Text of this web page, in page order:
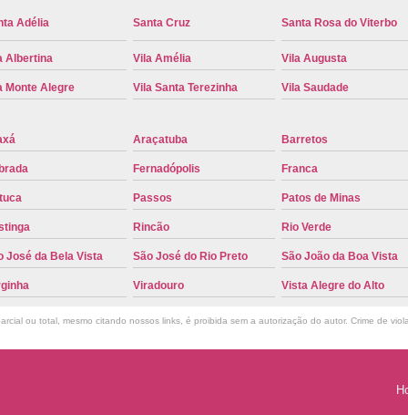
Troca de Placa Cravinhos
Troca de
Troca de Placa Detran
Troca de
Troca de Placa para Mercosul
Troca de
Troca de Placa Automotiva
Troca
Troca de Placa do Veículo
Troca
Troca de Placas de Veículo
Troca de
Troca Placa de Carro
Placa
Troca de Placa no Detran
Troca de
Troca de Placa Veicular
Troca Placa
Adélia Santa Cruz Santa Rosa do Viterbo
Albertina Vila Amélia Vila Augusta
Monte Alegre Vila Santa Terezinha Vila Saudade
Araçatuba Barretos
Fernadópolis Franca
Passos Patos de Minas
Rincão Rio Verde
José da Bela Vista São José do Rio Preto São João da Boa Vista
Viradouro Vista Alegre do Alto
ou total, mesmo citando nossos links, é proibida sem a autorização do autor. Crime de